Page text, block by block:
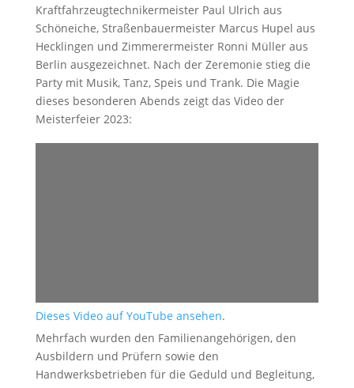
Kraftfahrzeugtechnikermeister Paul Ulrich aus
Schöneiche, Straßenbauermeister Marcus Hupel aus
Hecklingen und Zimmerermeister Ronni Müller aus
Berlin ausgezeichnet. Nach der Zeremonie stieg die
Party mit Musik, Tanz, Speis und Trank. Die Magie
dieses besonderen Abends zeigt das Video der
Meisterfeier 2023:
Dieses Video auf YouTube ansehen.
Mehrfach wurden den Familienangehörigen, den
Ausbildern und Prüfern sowie den
Handwerksbetrieben für die Geduld und Begleitung,